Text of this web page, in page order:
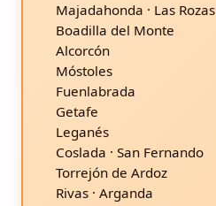
Majadahonda · Las Rozas
Boadilla del Monte
Alcorcón
Móstoles
Fuenlabrada
Getafe
Leganés
Coslada · San Fernando
Torrejón de Ardoz
Rivas · Arganda